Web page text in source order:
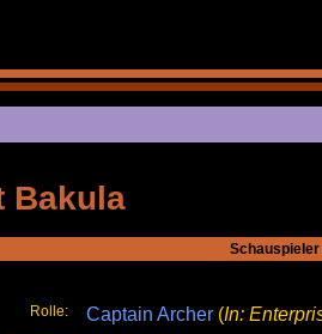
Bakula
Schauspieler
Rolle: Captain Archer (In: